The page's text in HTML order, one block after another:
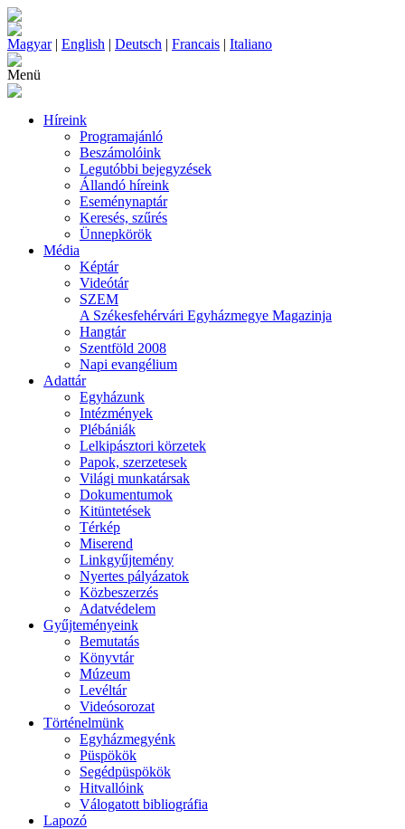
Magyar| English | Deutsch | Francais | Italiano
Menü
Híreink
Programajánló
Beszámolóink
Legutóbbi bejegyzések
Állandó híreink
Eseménynaptár
Keresés, szűrés
Ünnepkörök
Média
Képtár
Videótár
SZEM
A Székesfehérvári Egyházmegye Magazinja
Hangtár
Szentföld 2008
Napi evangélium
Adattár
Egyházunk
Intézmények
Plébániák
Lelkipásztori körzetek
Papok, szerzetesek
Világi munkatársak
Dokumentumok
Kitüntetések
Térkép
Miserend
Linkgyűjtemény
Nyertes pályázatok
Közbeszerzés
Adatvédelem
Gyűjteményeink
Bemutatás
Könyvtár
Múzeum
Levéltár
Videósorozat
Történelmünk
Egyházmegyénk
Püspökök
Segédpüspökök
Hitvallóink
Válogatott bibliográfia
Lapozó